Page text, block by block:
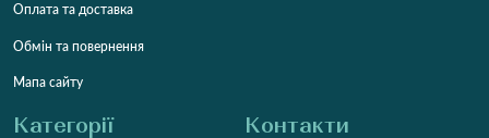
Оплата та доставка
Обмін та повернення
Мапа сайту
Категорії Контакти